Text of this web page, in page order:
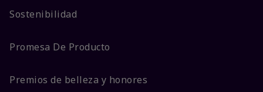
Sostenibilidad
Promesa De Producto
Premios de belleza y honores